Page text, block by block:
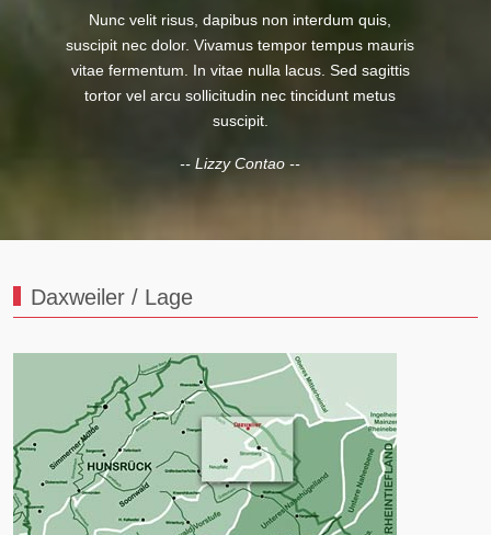
Nunc velit risus, dapibus non interdum quis,
suscipit nec dolor. Vivamus tempor tempus mauris
vitae fermentum. In vitae nulla lacus. Sed sagittis
tortor vel arcu sollicitudin nec tincidunt metus
suscipit.
-- Lizzy Contao --
Daxweiler / Lage